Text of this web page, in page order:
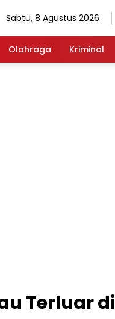
Sabtu, 8 Agustus 2026
Olahraga Kriminal
Terluar di